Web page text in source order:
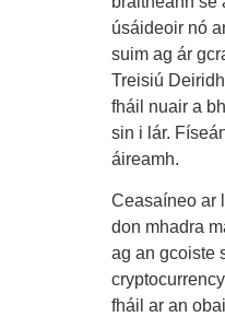
úsáideoir nó
suim ag ár
Treisiú
fháil nuair a
sin i lár.
áireamh.
Ceasaíneo ar
don mhadra
ag an gcoiste
fháil ar an